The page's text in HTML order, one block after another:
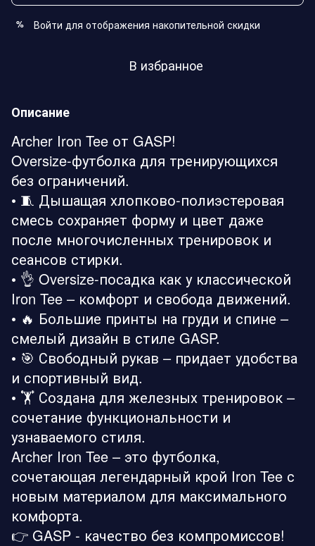
% Войти для отображения накопительной скидки
В избранное
Описание
Archer Iron Tee от GASP!
Oversize-футболка для тренирующихся
без ограничений.
• 🧵 Дышащая хлопково-полиэстеровая
смесь сохраняет форму и цвет даже
после многочисленных тренировок и
сеансов стирки.
• 👌 Oversize-посадка как у классической
Iron Tee – комфорт и свобода движений.
• 🔥 Большие принты на груди и спине –
смелый дизайн в стиле GASP.
• 🎯 Свободный рукав – придает удобства
и спортивный вид.
• 🏋️ Создана для железных тренировок –
сочетание функциональности и
узнаваемого стиля.
Archer Iron Tee – это футболка,
сочетающая легендарный крой Iron Tee с
новым материалом для максимального
комфорта.
👉 GASP - качество без компромиссов!